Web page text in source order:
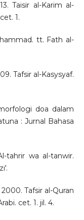
Taisir al-Karim al-
1.
tt. Fath al-
Tafsir al-Kasysyaf.
doa dalam
: Jurnal Bahasa
tahrir wa al-tanwir.
Tafsir al-Quran
cet. 1. jil. 4.